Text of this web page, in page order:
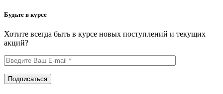
Будьте в курсе
Хотите всегда быть в курсе новых поступлений и текущих
акций?